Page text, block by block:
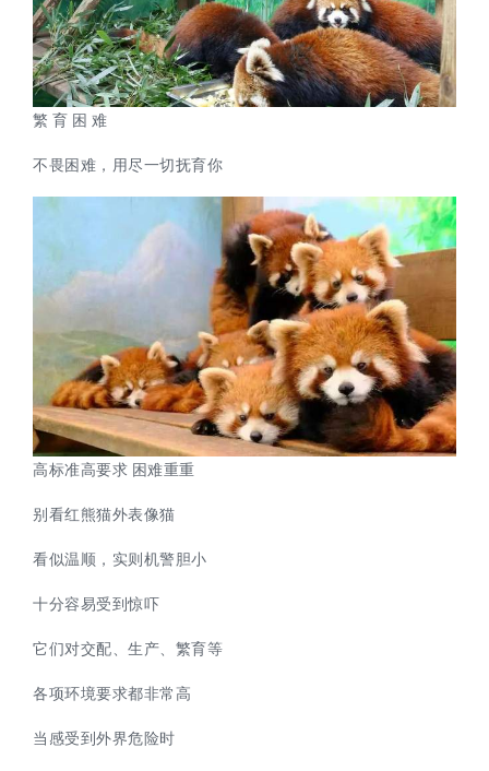
繁 育 困 难
不畏困难，用尽一切抚育你
高标准高要求 困难重重
别看红熊猫外表像猫
看似温顺，实则机警胆小
十分容易受到惊吓
它们对交配、生产、繁育等
各项环境要求都非常高
当感受到外界危险时